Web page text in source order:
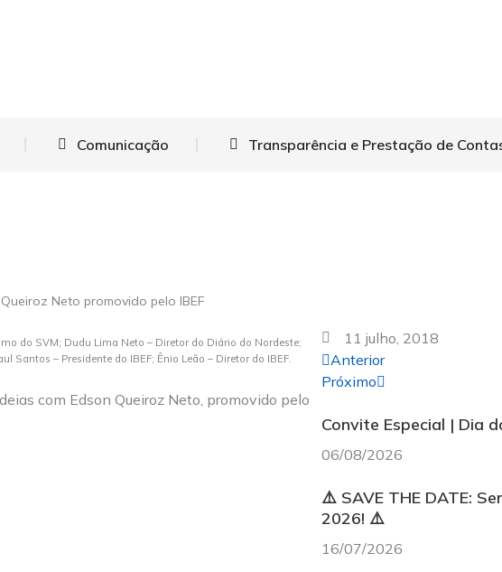
Comunicação Transparência e Prestação de
Neto promovido pelo IBEF
do SVM; Dudu Lima Neto – Diretor do Diário do Nordeste;
Santos – Presidente do IBEF; Ênio Leão – Diretor do IBEF.
com Edson Queiroz Neto, promovido pelo
11 julho, 2018
Anterior
Próximo
Convite Especial | Dia
06/08/2026
⚠️ SAVE THE DATE:
2026! ⚠️
16/07/2026